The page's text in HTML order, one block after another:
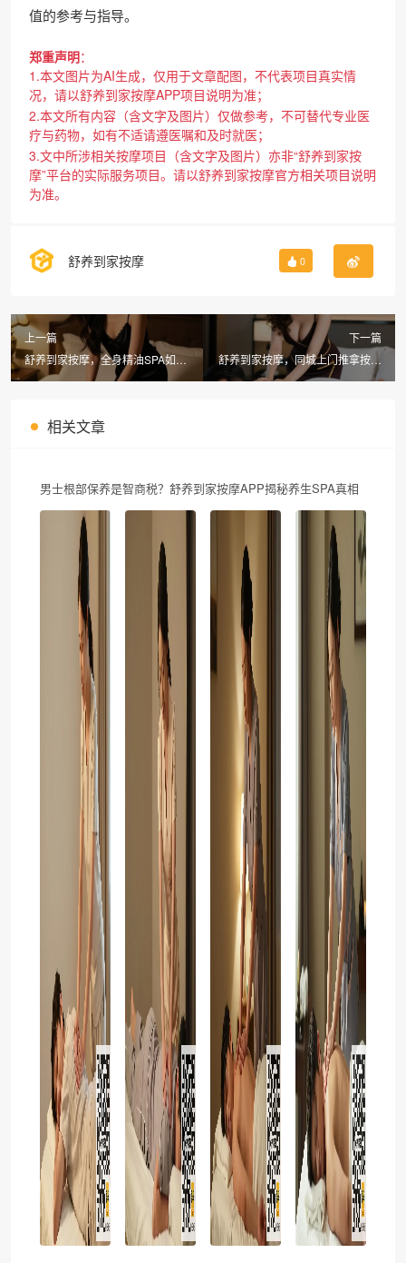
值的参考与指导。
郑重声明：
1.本文图片为AI生成，仅用于文章配图，不代表项目真实情
况，请以舒养到家按摩APP项目说明为准；
2.本文所有内容（含文字及图片）仅做参考，不可替代专业医
疗与药物，如有不适请遵医嘱和及时就医；
3.文中所涉相关按摩项目（含文字及图片）亦非“舒养到家按
摩”平台的实际服务项目。请以舒养到家按摩官方相关项目说明
为准。
舒养到家按摩 0
上一篇
舒养到家按摩，全身精油SPA如何
做到全身放松的效果？
下一篇
舒养到家按摩，同城上门推拿按摩
可靠吗？真实体验揭秘
相关文章
男士根部保养是智商税？舒养到家按摩APP揭秘养生SPA真相